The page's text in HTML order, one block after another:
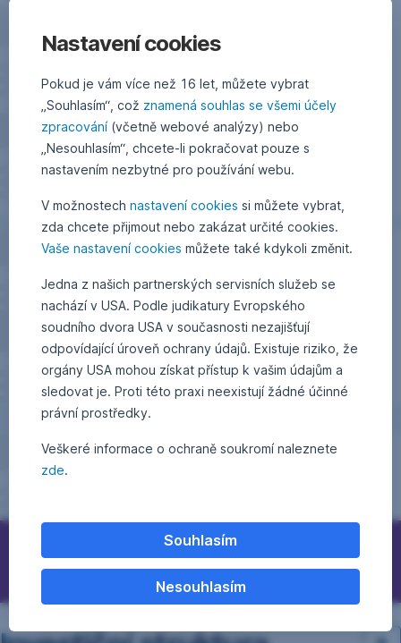
Otázky, podněty, nápady?
Nastavení cookies
Pokud je vám více než 16 let, můžete vybrat
„Souhlasím“, což znamená souhlas se všemi účely
zpracování(včetně webové analýzy) nebo
„Nesouhlasím“, chcete-li pokračovat pouze s
nastavením nezbytné pro používání webu.
V možnostech nastavení cookies si můžete vybrat,
zda chcete přijmout nebo zakázat určité cookies.
Vaše nastavení cookies můžete také kdykoli změnit.
Jedna z našich partnerských servisních služeb se
nachází v USA. Podle judikatury Evropského
soudního dvora USA v současnosti nezajišťují
odpovídající úroveň ochrany údajů. Existuje riziko, že
orgány USA mohou získat přístup k vašim údajům a
sledovat je. Proti této praxi neexistují žádné účinné
právní prostředky.
Veškeré informace o ochraně soukromí naleznete
zde.
Souhlasím
Nesouhlasím